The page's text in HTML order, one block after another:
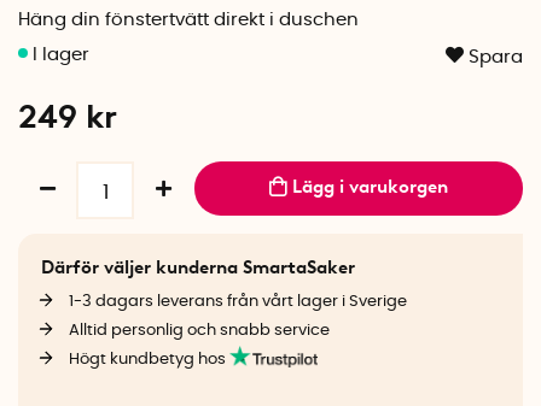
Häng din fönstertvätt direkt i duschen
Spara
249 kr
Lägg i varukorgen
Därför väljer kunderna SmartaSaker
1-3 dagars leverans från vårt lager i Sverige
Alltid personlig och snabb service
Högt kundbetyg hos